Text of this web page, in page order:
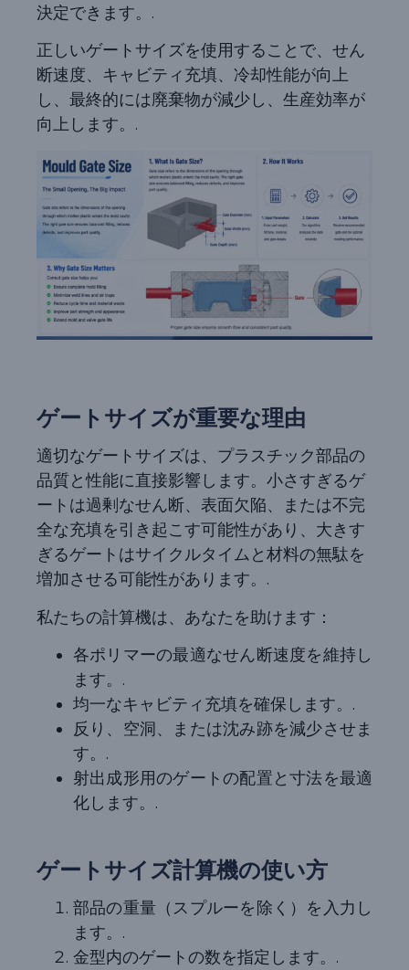
決定できます。.
正しいゲートサイズを使用することで、せん
断速度、キャビティ充填、冷却性能が向上
し、最終的には廃棄物が減少し、生産効率が
向上します。.
ゲートサイズが重要な理由
適切なゲートサイズは、プラスチック部品の
品質と性能に直接影響します。小さすぎるゲ
ートは過剰なせん断、表面欠陥、または不完
全な充填を引き起こす可能性があり、大きす
ぎるゲートはサイクルタイムと材料の無駄を
増加させる可能性があります。.
私たちの計算機は、あなたを助けます：
各ポリマーの最適なせん断速度を維持し
ます。.
均一なキャビティ充填を確保します。.
反り、空洞、または沈み跡を減少させま
す。.
射出成形用のゲートの配置と寸法を最適
化します。.
ゲートサイズ計算機の使い方
部品の重量（スプルーを除く）を入力し
ます。.
金型内のゲートの数を指定します。.